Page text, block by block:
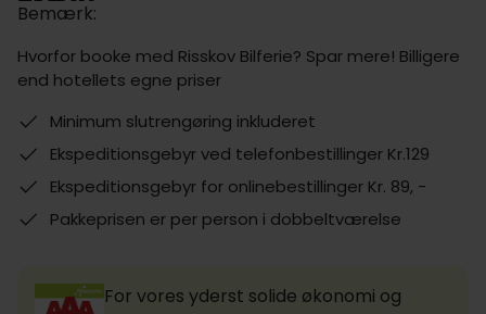
Bemærk:
Hvorfor booke med Risskov Bilferie? Spar mere! Billigere
end hotellets egne priser
Minimum slutrengøring inkluderet
Ekspeditionsgebyr ved telefonbestillinger Kr.129
Ekspeditionsgebyr for onlinebestillinger Kr. 89, -
Pakkeprisen er per person i dobbeltværelse
For vores yderst solide økonomi og